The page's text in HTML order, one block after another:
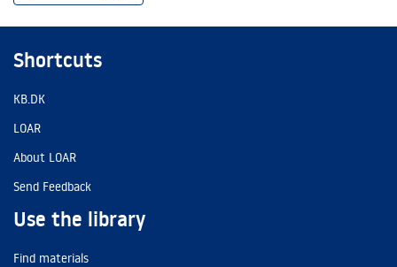
Shortcuts
KB.DK
LOAR
About LOAR
Send Feedback
Use the library
Find materials